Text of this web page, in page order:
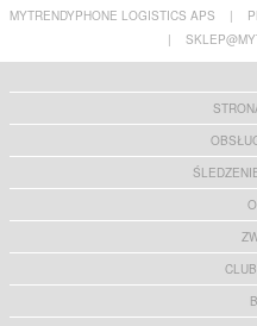
MYTRENDYPHONE LOGISTICS APS |
|